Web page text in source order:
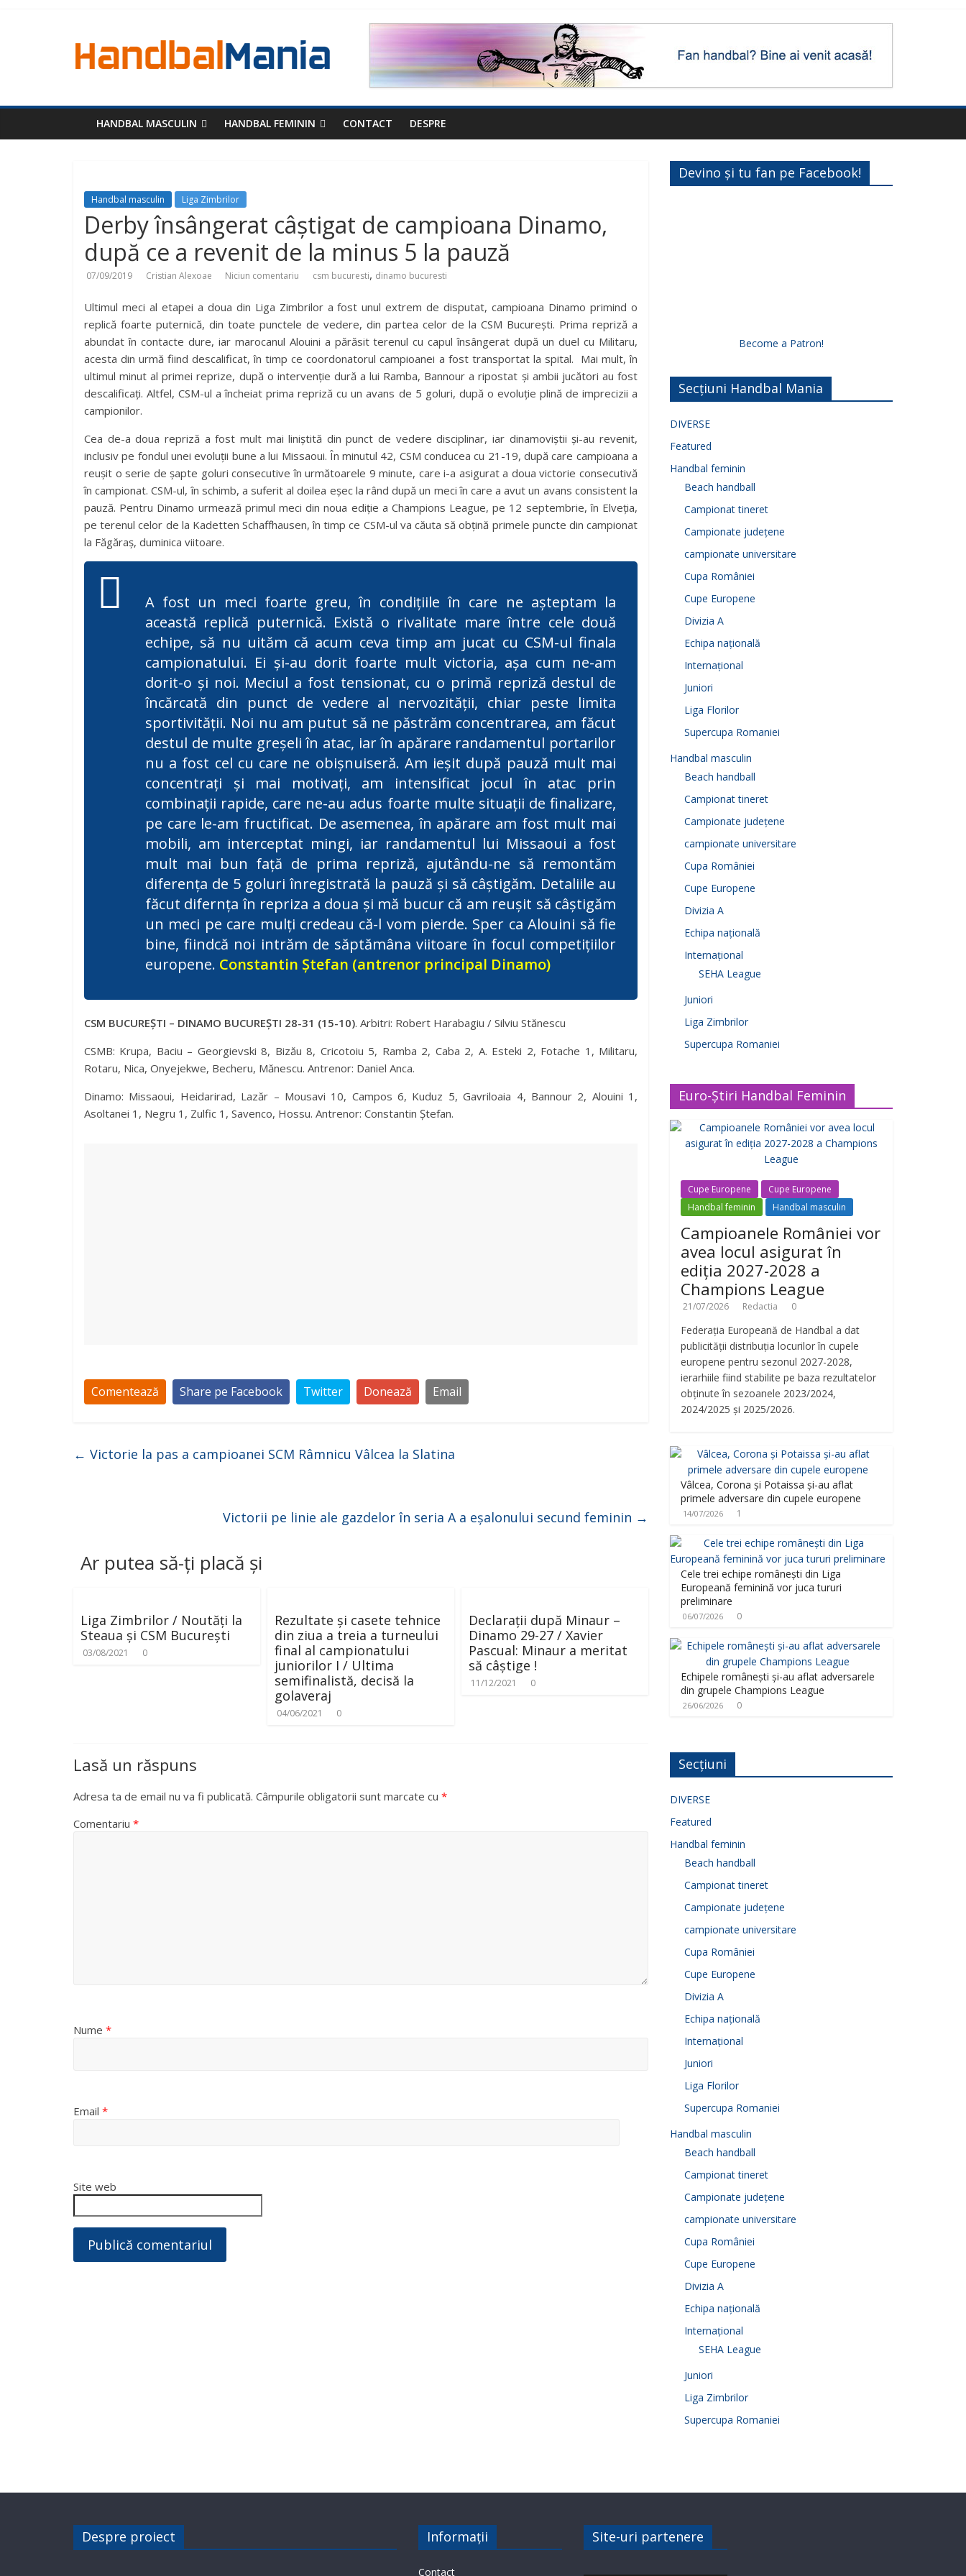
HANDBAL MASCULIN HANDBAL FEMININ CONTACT DESPRE
Handbal masculin Liga Zimbrilor
Derby însângerat câștigat de campioana Dinamo,
după ce a revenit de la minus 5 la pauză
07/09/2019 Cristian Alexoae Niciun comentariu csm bucuresti, dinamo bucuresti
Ultimul meci al etapei a doua din Liga Zimbrilor a fost unul extrem de disputat, campioana Dinamo primind o
replică foarte puternică, din toate punctele de vedere, din partea celor de la CSM București. Prima repriză a
abundat în contacte dure, iar marocanul Alouini a părăsit terenul cu capul însângerat după un duel cu Militaru,
acesta din urmă fiind descalificat, în timp ce coordonatorul campioanei a fost transportat la spital. Mai mult, în
ultimul minut al primei reprize, după o intervenție dură a lui Ramba, Bannour a ripostat și ambii jucători au fost
descalificați. Altfel, CSM-ul a încheiat prima repriză cu un avans de 5 goluri, după o evoluție plină de imprecizii a
campionilor.
Cea de-a doua repriză a fost mult mai liniștită din punct de vedere disciplinar, iar dinamoviștii și-au revenit,
inclusiv pe fondul unei evoluții bune a lui Missaoui. În minutul 42, CSM conducea cu 21-19, după care campioana a
reușit o serie de șapte goluri consecutive în următoarele 9 minute, care i-a asigurat a doua victorie consecutivă
în campionat. CSM-ul, în schimb, a suferit al doilea eșec la rând după un meci în care a avut un avans consistent la
pauză. Pentru Dinamo urmează primul meci din noua ediție a Champions League, pe 12 septembrie, în Elveția,
pe terenul celor de la Kadetten Schaffhausen, în timp ce CSM-ul va căuta să obțină primele puncte din campionat
la Făgăraș, duminica viitoare.
A fost un meci foarte greu, în condițiile în care ne așteptam la
această replică puternică. Există o rivalitate mare între cele două
echipe, să nu uităm că acum ceva timp am jucat cu CSM-ul finala
campionatului. Ei și-au dorit foarte mult victoria, așa cum ne-am
dorit-o și noi. Meciul a fost tensionat, cu o primă repriză destul de
încărcată din punct de vedere al nervozității, chiar peste limita
sportivității. Noi nu am putut să ne păstrăm concentrarea, am făcut
destul de multe greșeli în atac, iar în apărare randamentul portarilor
nu a fost cel cu care ne obișnuiseră. Am ieșit după pauză mult mai
concentrați și mai motivați, am intensificat jocul în atac prin
combinații rapide, care ne-au adus foarte multe situații de finalizare,
pe care le-am fructificat. De asemenea, în apărare am fost mult mai
mobili, am interceptat mingi, iar randamentul lui Missaoui a fost
mult mai bun față de prima repriză, ajutându-ne să remontăm
diferența de 5 goluri înregistrată la pauză și să câștigăm. Detaliile au
făcut difernța în repriza a doua și mă bucur că am reușit să câștigăm
un meci pe care mulți credeau că-l vom pierde. Sper ca Alouini să fie
bine, fiindcă noi intrăm de săptămâna viitoare în focul competițiilor
europene. Constantin Ștefan (antrenor principal Dinamo)
CSM BUCUREȘTI – DINAMO BUCUREȘTI 28-31 (15-10). Arbitri: Robert Harabagiu / Silviu Stănescu
CSMB: Krupa, Baciu – Georgievski 8, Bizău 8, Cricotoiu 5, Ramba 2, Caba 2, A. Esteki 2, Fotache 1, Militaru,
Rotaru, Nica, Onyejekwe, Becheru, Mănescu. Antrenor: Daniel Anca.
Dinamo: Missaoui, Heidarirad, Lazăr – Mousavi 10, Campos 6, Kuduz 5, Gavriloaia 4, Bannour 2, Alouini 1,
Asoltanei 1, Negru 1, Zulfic 1, Savenco, Hossu. Antrenor: Constantin Ștefan.
Comentează Share pe Facebook Twitter Donează Email
← Victorie la pas a campioanei SCM Râmnicu Vâlcea la Slatina
Victorii pe linie ale gazdelor în seria A a eșalonului secund feminin →
Ar putea să-ți placă și
Liga Zimbrilor / Noutăți la
Steaua și CSM București
03/08/2021 0
Rezultate și casete tehnice
din ziua a treia a turneului
final al campionatului
juniorilor I / Ultima
semifinalistă, decisă la
golaveraj
04/06/2021 0
Declarații după Minaur –
Dinamo 29-27 / Xavier
Pascual: Minaur a meritat
să câștige !
11/12/2021 0
Lasă un răspuns
Adresa ta de email nu va fi publicată. Câmpurile obligatorii sunt marcate cu *
Comentariu *
Nume *
Email *
Site web
Devino și tu fan pe Facebook!
Become a Patron!
Secțiuni Handbal Mania
DIVERSE
Featured
Handbal feminin
Beach handball
Campionat tineret
Campionate județene
campionate universitare
Cupa României
Cupe Europene
Divizia A
Echipa națională
Internațional
Juniori
Liga Florilor
Supercupa Romaniei
Handbal masculin
Beach handball
Campionat tineret
Campionate județene
campionate universitare
Cupa României
Cupe Europene
Divizia A
Echipa națională
Internațional
SEHA League
Juniori
Liga Zimbrilor
Supercupa Romaniei
Euro-Știri Handbal Feminin
Cupe Europene
Cupe Europene
Handbal feminin
Handbal masculin
Campioanele României vor
avea locul asigurat în
ediția 2027-2028 a
Champions League
21/07/2026 Redactia 0
Federația Europeană de Handbal a dat
publicității distribuția locurilor în cupele
europene pentru sezonul 2027-2028,
ierarhiile fiind stabilite pe baza rezultatelor
obținute în sezoanele 2023/2024,
2024/2025 și 2025/2026.
Vâlcea, Corona și Potaissa și-au aflat
primele adversare din cupele europene
14/07/2026 1
Cele trei echipe românești din Liga
Europeană feminină vor juca tururi
preliminare
06/07/2026 0
Echipele românești și-au aflat adversarele
din grupele Champions League
26/06/2026 0
Secțiuni
DIVERSE
Featured
Handbal feminin
Beach handball
Campionat tineret
Campionate județene
campionate universitare
Cupa României
Cupe Europene
Divizia A
Echipa națională
Internațional
Juniori
Liga Florilor
Supercupa Romaniei
Handbal masculin
Beach handball
Campionat tineret
Campionate județene
campionate universitare
Cupa României
Cupe Europene
Divizia A
Echipa națională
Internațional
SEHA League
Juniori
Liga Zimbrilor
Supercupa Romaniei
Despre proiect Informații
Contact
Site-uri partenere